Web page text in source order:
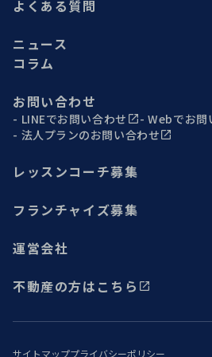
よくある質問
ニュース
コラム
お問い合わせ
LINEでお問い合わせ
Webでお問
法人プランのお問い合わせ
レッスンコーチ募集
フランチャイズ募集
運営会社
不動産の方はこちら